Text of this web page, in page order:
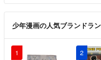
少年漫画の人気ブランドラ
1 2